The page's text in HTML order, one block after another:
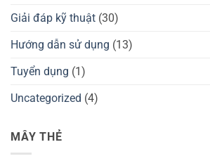
Giải đáp kỹ thuật (30)
Hướng dẫn sử dụng (13)
Tuyển dụng (1)
Uncategorized (4)
MÂY THẺ